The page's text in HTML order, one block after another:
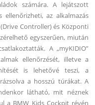
számára. A lejátszott
az alkalmazás
Controller) és Központi
egyszerűen, miután
A „myKIDIO”
ellenőrzését, illetve a
is lehetővé teszi, a
a hosszú túrákat. A
látható, mit néznek
a BMW Kids Cockpit révén